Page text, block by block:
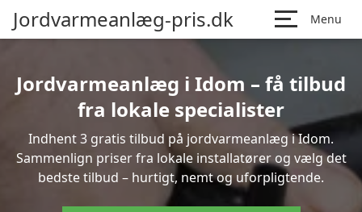
Jordvarmeanlæg-pris.dk Menu
Jordvarmeanlæg i Idom – få tilbud
fra lokale specialister
Indhent 3 gratis tilbud på jordvarmeanlæg i Idom.
Sammenlign priser fra lokale installatører og vælg det
bedste tilbud – hurtigt, nemt og uforpligtende.